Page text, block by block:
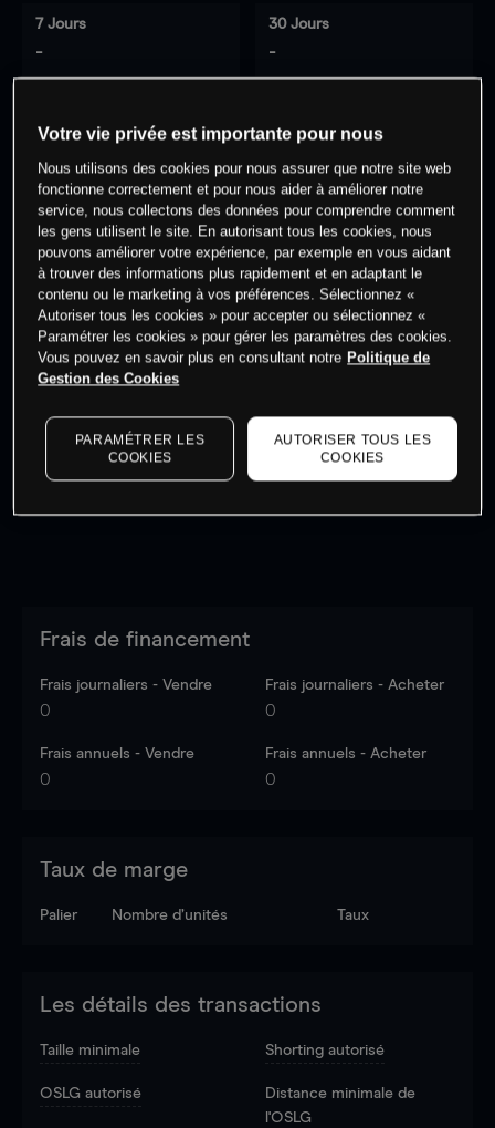
7 Jours
-
30 Jours
-
0 % des clients ont une position à
cet actif
Commencez à trader
dernières données du marché.Log into see latest
market data
Frais de financement
Frais journaliers - Vendre
0
Frais journaliers - Acheter
0
Frais annuels - Vendre
0
Frais annuels - Acheter
0
Taux de marge
Palier Nombre d’unités Taux
Les détails des transactions
Taille minimale Shorting autorisé
OSLG autorisé
Distance minimale de
l'OSLG
Votre vie privée est importante pour nous
Nous utilisons des cookies pour nous assurer que notre site web
fonctionne correctement et pour nous aider à améliorer notre
service, nous collectons des données pour comprendre comment
les gens utilisent le site. En autorisant tous les cookies, nous
pouvons améliorer votre expérience, par exemple en vous aidant
à trouver des informations plus rapidement et en adaptant le
contenu ou le marketing à vos préférences. Sélectionnez «
Autoriser tous les cookies » pour accepter ou sélectionnez «
Paramétrer les cookies » pour gérer les paramètres des cookies.
Vous pouvez en savoir plus en consultant notre Politique de
Gestion des Cookies
PARAMÉTRER LES
COOKIES
AUTORISER TOUS LES
COOKIES